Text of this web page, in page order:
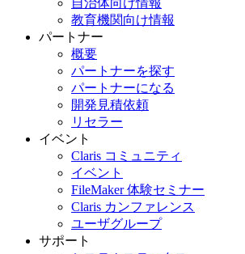
自治体向け情報
教育機関向け情報
パートナー
概要
パートナーを探す
パートナーになる
開発見積依頼
リセラー
イベント
Claris コミュニティ
イベント
FileMaker 体験セミナー
Claris カンファレンス
ユーザグループ
サポート